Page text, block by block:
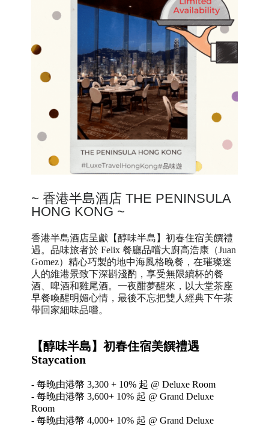
~ 香港半島酒店 THE PENINSULA
HONG KONG ~
香港半島酒店呈獻【醇味半島】初春住宿美饌禮
遇。品味旅者於 Felix 餐廳品嚐大廚高浩康（Juan
Gomez）精心巧製的地中海風格晚餐，在璀璨迷
人的維港景致下深斟淺酌，享受無限續杯的餐
酒、啤酒和雞尾酒。一夜酣夢醒來，以大堂茶座
早餐喚醒明媚心情，最後不忘把雙人經典下午茶
帶回家細味品嚐。
【醇味半島】初春住宿美饌禮遇
Staycation
-每晚由港幣3,300 + 10% 起 @ Deluxe Room
-每晚由港幣 3,600+ 10% 起 @ Grand Deluxe
Room
-每晚由港幣 4,000+ 10% 起 @ Grand Deluxe